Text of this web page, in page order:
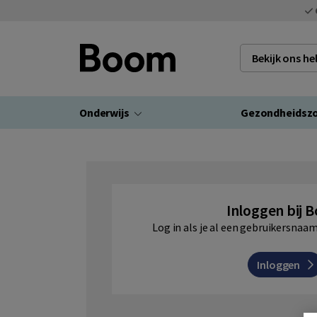
Bekijk ons
Onderwijs
Inloggen bij
Log in als je al een
Inloggen